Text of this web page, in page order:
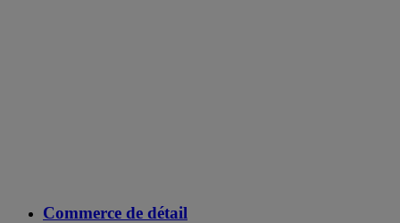
Commerce de détail